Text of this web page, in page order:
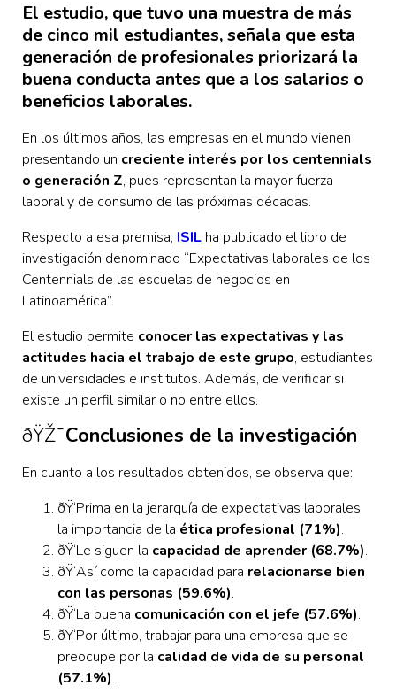
El estudio, que tuvo una muestra de más
de cinco mil estudiantes, señala que esta
generación de profesionales priorizará la
buena conducta antes que a los salarios o
beneficios laborales.
En los últimos años, las empresas en el mundo vienen
presentando un creciente interés por los centennials
o generación Z, pues representan la mayor fuerza
laboral y de consumo de las próximas décadas.
Respecto a esa premisa, ISIL ha publicado el libro de
investigación denominado “Expectativas laborales de los
Centennials de las escuelas de negocios en
Latinoamérica”.
El estudio permite conocer las expectativas y las
actitudes hacia el trabajo de este grupo, estudiantes
de universidades e institutos. Además, de verificar si
existe un perfil similar o no entre ellos.
ðŸŽ¯Conclusiones de la investigación
En cuanto a los resultados obtenidos, se observa que:
ðŸ‘Prima en la jerarquía de expectativas laborales
la importancia de la ética profesional (71%).
ðŸ‘Le siguen la capacidad de aprender (68.7%).
ðŸ‘Así como la capacidad para relacionarse bien
con las personas (59.6%).
ðŸ‘La buena comunicación con el jefe (57.6%).
ðŸ‘Por último, trabajar para una empresa que se
preocupe por la calidad de vida de su personal
(57.1%).